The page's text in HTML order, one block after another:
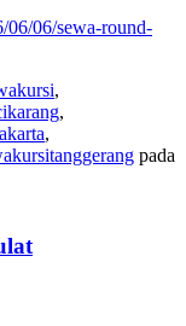
06/06/sewa-round-
,
,
,
pada